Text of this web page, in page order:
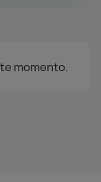
momento.